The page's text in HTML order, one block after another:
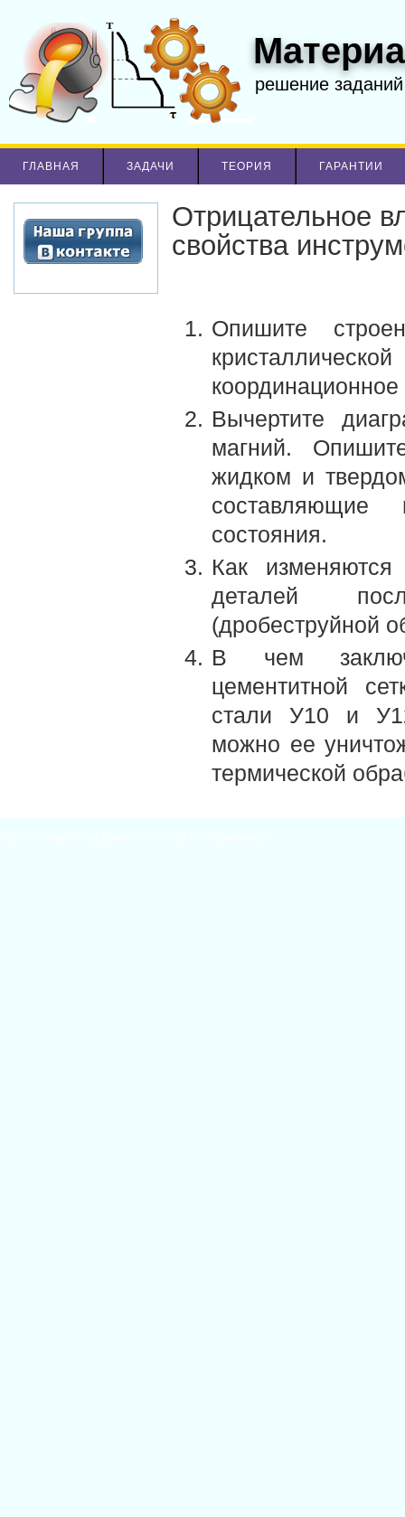
решение
ГЛАВНАЯ ЗАДАЧИ ТЕОРИЯ ГАРАНТИИ
Отрицательное
свойства
Опишите
координационное
Вычертите
магний.
жидком и
состояния.
Как изменяются
деталей
(дробеструйной
В чем
цементитной
стали У10 и
можно ее
термической